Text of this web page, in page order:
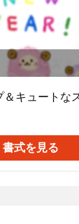
キュートな
書式を見る